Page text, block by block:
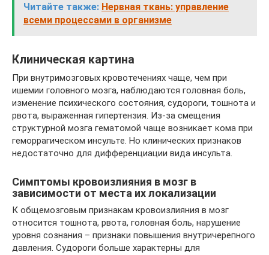
Читайте также: Нервная ткань: управление
всеми процессами в организме
Клиническая картина
При внутримозговых кровотечениях чаще, чем при
ишемии головного мозга, наблюдаются головная боль,
изменение психического состояния, судороги, тошнота и
рвота, выраженная гипертензия. Из-за смещения
структурной мозга гематомой чаще возникает кома при
геморрагическом инсульте. Но клинических признаков
недостаточно для дифференциации вида инсульта.
Симптомы кровоизлияния в мозг в
зависимости от места их локализации
К общемозговым признакам кровоизлияния в мозг
относится тошнота, рвота, головная боль, нарушение
уровня сознания – признаки повышения внутричерепного
давления. Судороги больше характерны для